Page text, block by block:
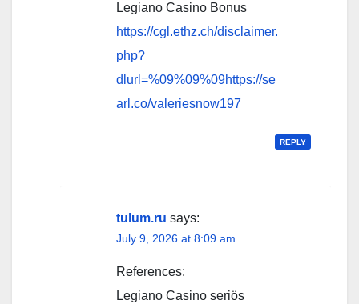
Legiano Casino Bonus
https://cgl.ethz.ch/disclaimer.
php?
dlurl=%09%09%09https://se
arl.co/valeriesnow197
REPLY
tulum.ru says:
July 9, 2026 at 8:09 am
References:
Legiano Casino seriös